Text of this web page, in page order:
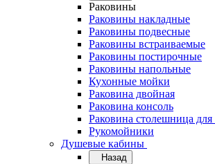
Раковины
Раковины накладные
Раковины подвесные
Раковины встраиваемые
Раковины постирочные
Раковины напольные
Кухонные мойки
Раковина двойная
Раковина консоль
Раковина столешница для
Рукомойники
Душевые кабины
Назад